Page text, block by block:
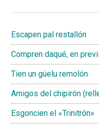
Escapen pal restallón
Compren daqué, en
Tien un güelu remolón
Amigos del chipirón
Esgoncien el «Trinitrón»